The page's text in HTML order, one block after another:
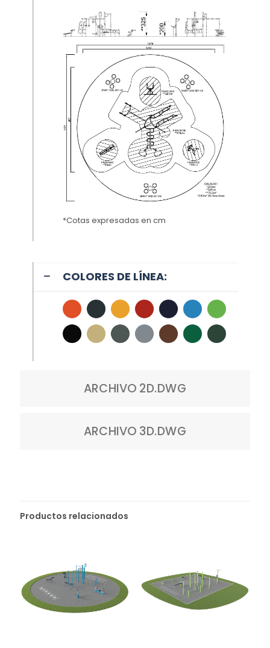
*Cotas expresadas en cm
COLORES DE LÍNEA:
ARCHIVO 2D.DWG
ARCHIVO 3D.DWG
Productos relacionados